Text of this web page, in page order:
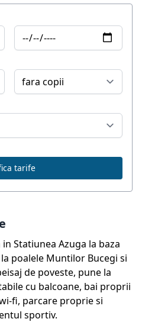
tarife
Statiunea Azuga la baza
poalele Muntilor Bucegi si
de poveste, pune la
cu balcoane, bai proprii
fi, parcare proprie si
sportiv.